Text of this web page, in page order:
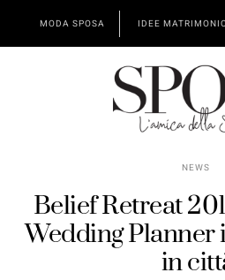
MODA SPOSA IDEE
NEWS
Belief Retreat
Wedding
in